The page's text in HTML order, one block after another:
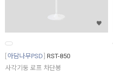
아담나무PSD RST-850
사각기둥 로프 차단봉